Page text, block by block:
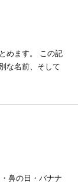
めます。 この記
な名前、そして
鼻の日・バナナ